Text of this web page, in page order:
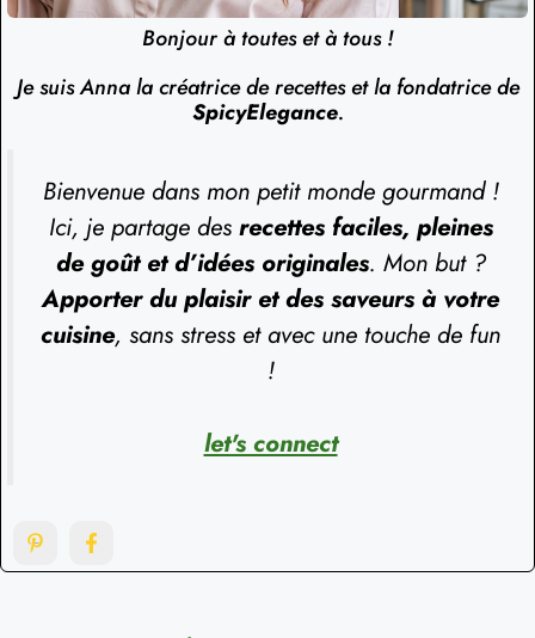
Bonjour à toutes et à tous !
Je suis Anna la créatrice de recettes et la fondatrice de
SpicyElegance.
Bienvenue dans mon petit monde gourmand !
Ici, je partage des recettes faciles, pleines
de goût et d’idées originales. Mon but ?
Apporter du plaisir et des saveurs à votre
cuisine, sans stress et avec une touche de fun
!
let's connect